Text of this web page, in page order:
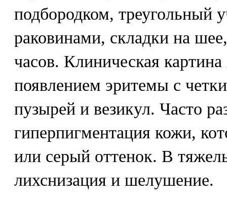
подбородком, треугольный
раковинами, складки на
часов. Клиническая картина
появлением эритемы с
пузырей и везикул. Часто
гиперпигментация кожи,
или серый оттенок. В
лихснизация и шелушение.